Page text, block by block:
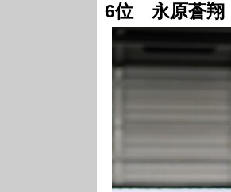
6位 永原蒼翔